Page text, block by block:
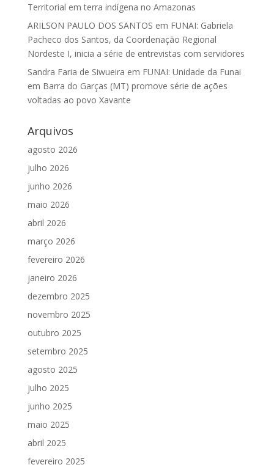
Territorial em terra indígena no Amazonas
ARILSON PAULO DOS SANTOS em FUNAI: Gabriela
Pacheco dos Santos, da Coordenação Regional
Nordeste I, inicia a série de entrevistas com servidores
Sandra Faria de Siwueira em FUNAI: Unidade da Funai
em Barra do Garças (MT) promove série de ações
voltadas ao povo Xavante
Arquivos
agosto 2026
julho 2026
junho 2026
maio 2026
abril 2026
março 2026
fevereiro 2026
janeiro 2026
dezembro 2025
novembro 2025
outubro 2025
setembro 2025
agosto 2025
julho 2025
junho 2025
maio 2025
abril 2025
fevereiro 2025